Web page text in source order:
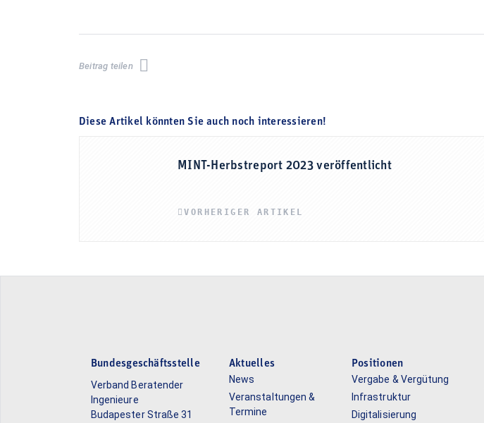
Beitrag teilen
Diese Artikel könnten Sie auch noch interessieren!
MINT-Herbstreport 2023 veröffentlicht
VORHERIGER ARTIKEL
Bundesgeschäftsstelle
Verband Beratender
Ingenieure
Budapester Straße 31
Aktuelles
News
Veranstaltungen &
Termine
Positionen
Vergabe & Vergütung
Infrastruktur
Digitalisierung